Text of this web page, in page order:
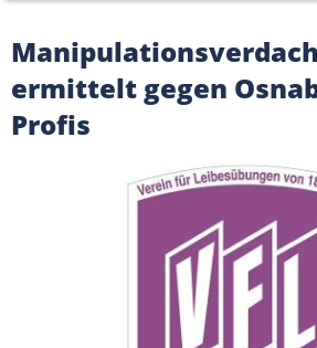
ermittelt gegen
Profis